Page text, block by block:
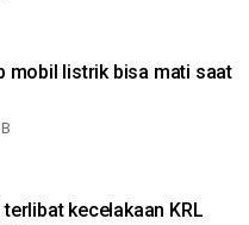
mobil listrik bisa mati saat
kecelakaan KRL